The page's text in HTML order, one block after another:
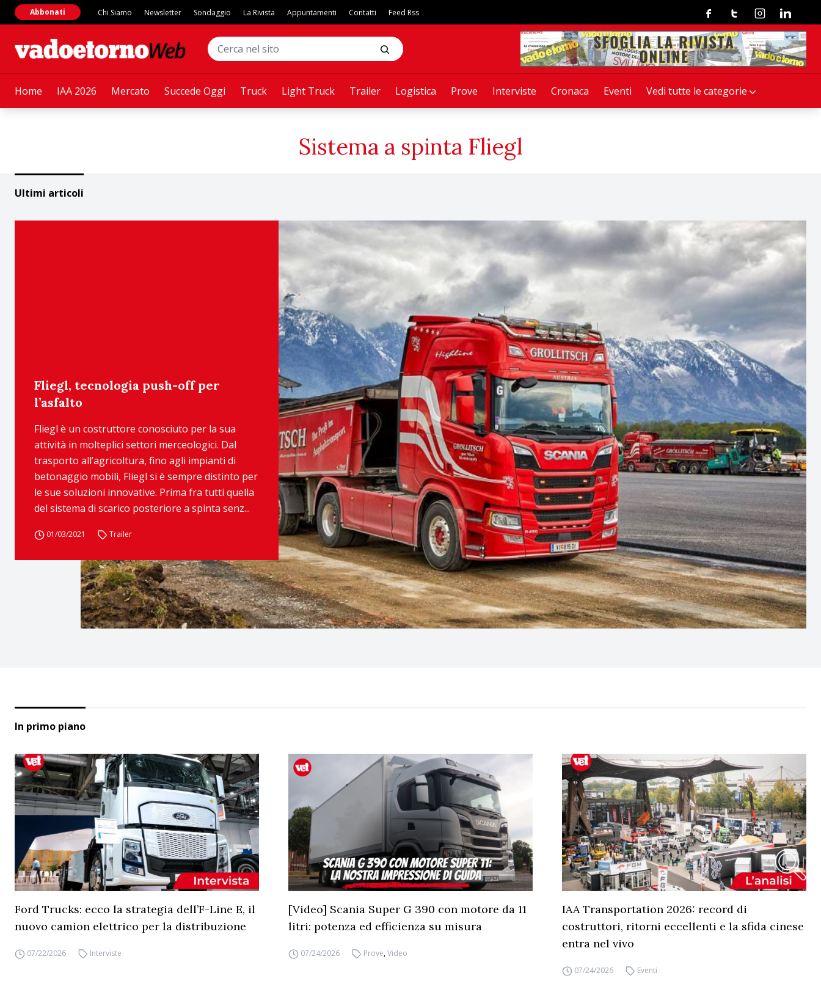
Home IAA 2026 Mercato Succede Oggi Truck Light Truck Trailer Logistica Prove Interviste Cronaca Eventi Vedi tutte le categorie
Abbonati Chi Siamo Newsletter Sondaggio La Rivista Appuntamenti Contatti Feed Rss FacebookTwitterInstagramLinkedin
Sistema a spinta Fliegl
Ultimi articoli
Fliegl, tecnologia push-off per
l’asfalto
Fliegl è un costruttore conosciuto per la sua
attività in molteplici settori merceologici. Dal
trasporto all’agricoltura, fino agli impianti di
betonaggio mobili, Fliegl si è sempre distinto per
le sue soluzioni innovative. Prima fra tutti quella
del sistema di scarico posteriore a spinta senz...
01/03/2021 Trailer
In primo piano
Ford Trucks: ecco la strategia dell’F-Line E, il
nuovo camion elettrico per la distribuzione
07/22/2026 Interviste
[Video] Scania Super G 390 con motore da 11
litri: potenza ed efficienza su misura
07/24/2026 Prove,Video
IAA Transportation 2026: record di
costruttori, ritorni eccellenti e la sfida cinese
entra nel vivo
07/24/2026 Eventi